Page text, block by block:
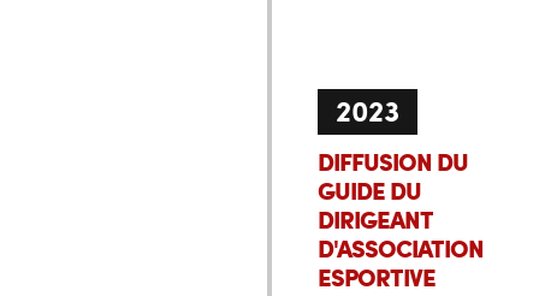
2023
DIFFUSION DU
GUIDE DU
DIRIGEANT
D'ASSOCIATION
ESPORTIVE